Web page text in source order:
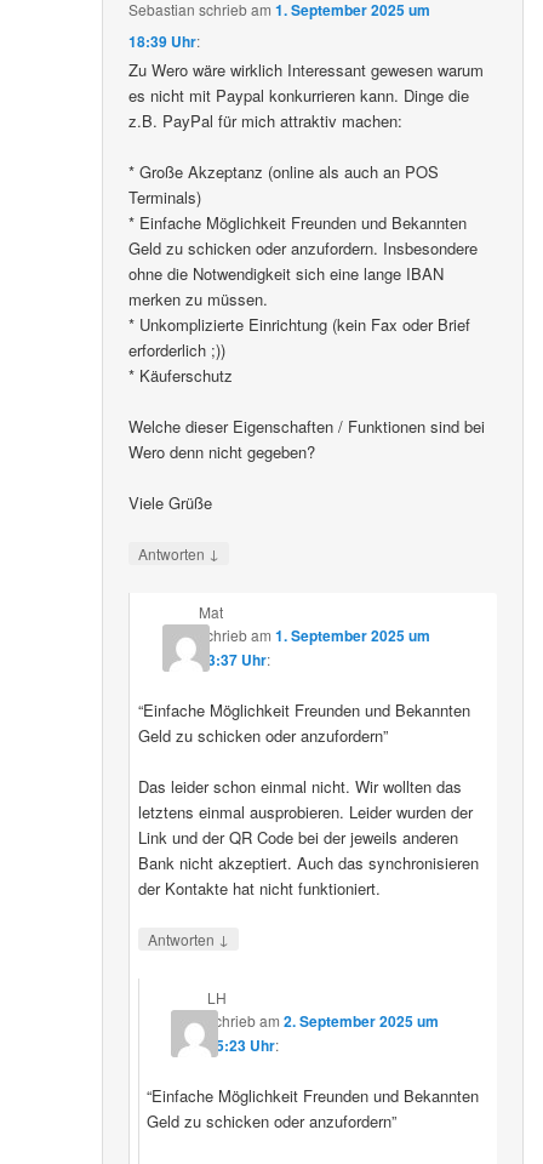
Sebastian schriebam1. September 2025 um
18:39 Uhr:
Zu Wero wäre wirklich Interessant gewesen warum
es nicht mit Paypal konkurrieren kann. Dinge die
z.B. PayPal für mich attraktiv machen:
* Große Akzeptanz (online als auch an POS
Terminals)
* Einfache Möglichkeit Freunden und Bekannten
Geld zu schicken oder anzufordern. Insbesondere
ohne die Notwendigkeit sich eine lange IBAN
merken zu müssen.
* Unkomplizierte Einrichtung (kein Fax oder Brief
erforderlich ;))
* Käuferschutz
Welche dieser Eigenschaften / Funktionen sind bei
Wero denn nicht gegeben?
Viele Grüße
Antworten ↓
Mat
schriebam 1. September 2025 um
23:37 Uhr:
“Einfache Möglichkeit Freunden und Bekannten
Geld zu schicken oder anzufordern”
Das leider schon einmal nicht. Wir wollten das
letztens einmal ausprobieren. Leider wurden der
Link und der QR Code bei der jeweils anderen
Bank nicht akzeptiert. Auch das synchronisieren
der Kontakte hat nicht funktioniert.
Antworten ↓
LH
schriebam2. September 2025 um
15:23 Uhr:
“Einfache Möglichkeit Freunden und Bekannten
Geld zu schicken oder anzufordern”